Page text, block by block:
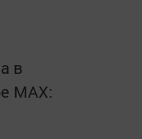
в
MАХ: